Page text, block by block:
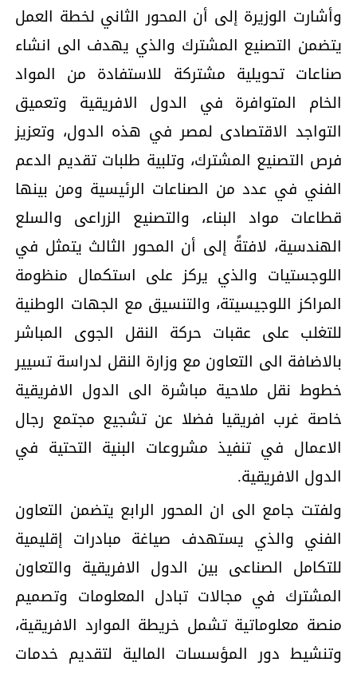
وأشارت الوزيرة إلى أن المحور الثاني لخطة العمل
يتضمن التصنيع المشترك والذي يهدف الى انشاء
صناعات تحويلية مشتركة للاستفادة من المواد
الخام المتوافرة في الدول الافريقية وتعميق
التواجد الاقتصادى لمصر في هذه الدول، وتعزيز
فرص التصنيع المشترك، وتلبية طلبات تقديم الدعم
الفني في عدد من الصناعات الرئيسية ومن بينها
قطاعات مواد البناء، والتصنيع الزراعى والسلع
الهندسية، لافتةً إلى أن المحور الثالث يتمثل في
اللوجستيات والذي يركز على استكمال منظومة
المراكز اللوجيسيتة، والتنسيق مع الجهات الوطنية
للتغلب على عقبات حركة النقل الجوى المباشر
بالاضافة الى التعاون مع وزارة النقل لدراسة تسيير
خطوط نقل ملاحية مباشرة الى الدول الافريقية
خاصة غرب افريقيا فضلا عن تشجيع مجتمع رجال
الاعمال في تنفيذ مشروعات البنية التحتية في
الدول الافريقية.
ولفتت جامع الى ان المحور الرابع يتضمن التعاون
الفني والذي يستهدف صياغة مبادرات إقليمية
للتكامل الصناعى بين الدول الافريقية والتعاون
المشترك في مجالات تبادل المعلومات وتصميم
منصة معلوماتية تشمل خريطة الموارد الافريقية،
وتنشيط دور المؤسسات المالية لتقديم خدمات